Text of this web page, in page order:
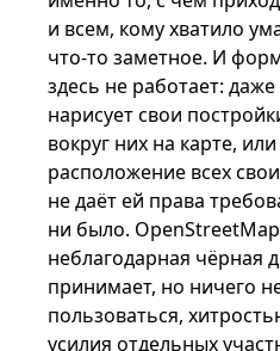
и всем, кому хватило
что-то заметное. И
здесь не работает:
нарисует свои
вокруг них на карте,
расположение всех
не даёт ей права
ни было.
неблагодарная чёрная
принимает, но ничего
пользоваться,
усилия отдельных